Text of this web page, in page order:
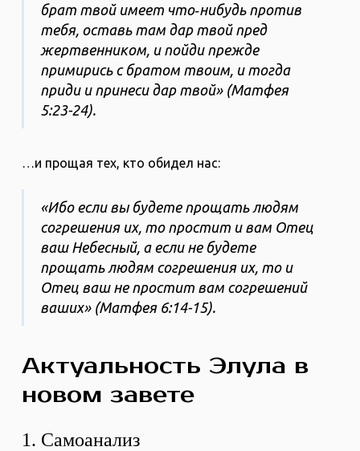
брат твой имеет что‐нибудь против
тебя, оставь там дар твой пред
жертвенником, и пойди прежде
примирись с братом твоим, и тогда
приди и принеси дар твой» (Матфея
5:23-24).
…и прощая тех, кто обидел нас:
«Ибо если вы будете прощать людям
согрешения их, то простит и вам Отец
ваш Небесный, а если не будете
прощать людям согрешения их, то и
Отец ваш не простит вам согрешений
ваших» (Матфея 6:14-15).
Актуальность Элула в
новом завете
1. Самоанализ